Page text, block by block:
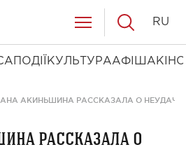
ПОДІЇ КУЛЬТУРААФІША КІНО
RU
АКИНЬШИНА РАССКАЗАЛА О
рассказала о